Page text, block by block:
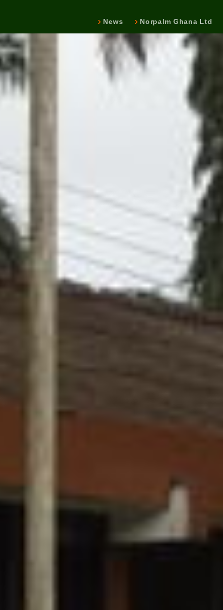
News Norpalm Ghana Ltd